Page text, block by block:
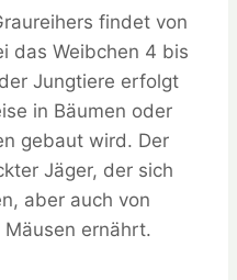
findet von
das Weibchen 4 bis
Jungtiere erfolgt
in Bäumen oder
gebaut wird. Der
Jäger, der sich
aber auch von
ernährt.